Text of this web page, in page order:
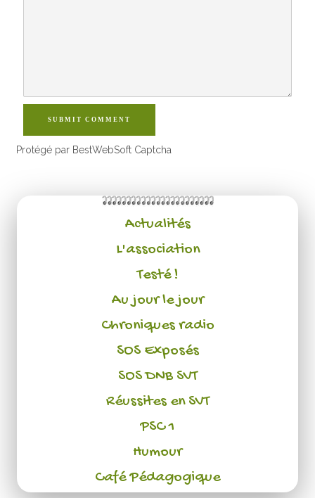
SUBMIT COMMENT
Protégé par BestWebSoft Captcha
Actualités
L'association
Testé !
Au jour le jour
Chroniques radio
SOS Exposés
SOS DNB SVT
Réussites en SVT
PSC 1
Humour
Café Pédagogique